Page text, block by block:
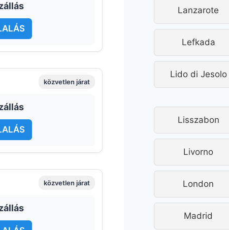
közvetlen járat
közvetlen járat
Lanzarote
Lefkada
Lido di Jesolo
Lisszabon
Livorno
London
Madrid